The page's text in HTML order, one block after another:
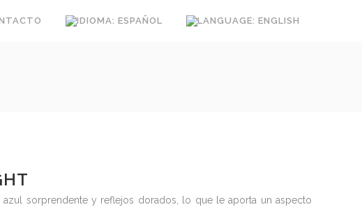
sorprendente y reflejos dorados, lo que le aporta un aspecto